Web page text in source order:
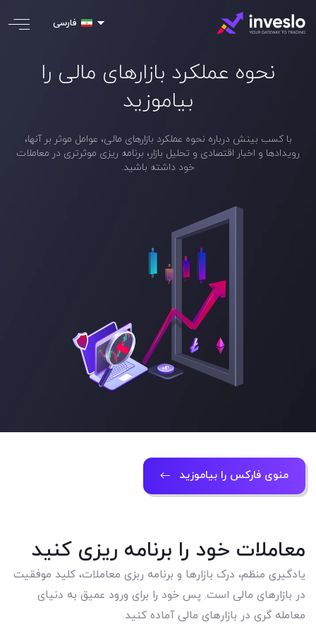
فارسی
نحوه عملکرد بازارهای مالی را
بیاموزید
با کسب بینش درباره نحوه عملکرد بازارهای مالی، عوامل موثر بر آنها،
رویدادها و اخبار اقتصادی و تحلیل بازار، برنامه ریزی موثرتری در معاملات
خود داشته باشید.
منوی فارکس را بیاموزید
معاملات خود را برنامه ریزی کنید
یادگیری منظم، درک بازارها و برنامه ربزی معاملات، کلید موفقیت
در بازارهای مالی است. پس خود را برای ورود عمیق به دنیای
معامله گری در بازارهای مالی آماده کنید.